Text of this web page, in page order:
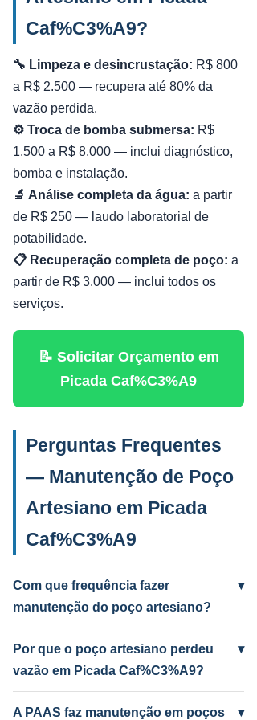
Caf%C3%A9?
🔧 Limpeza e desincrustação: R$ 800
a R$ 2.500 — recupera até 80% da
vazão perdida.
⚙️ Troca de bomba submersa: R$
1.500 a R$ 8.000 — inclui diagnóstico,
bomba e instalação.
🔬 Análise completa da água: a partir
de R$ 250 — laudo laboratorial de
potabilidade.
📋 Recuperação completa de poço: a
partir de R$ 3.000 — inclui todos os
serviços.
📝 Solicitar Orçamento em
Picada Caf%C3%A9
Perguntas Frequentes
— Manutenção de Poço
Artesiano em Picada
Caf%C3%A9
Com que frequência fazer
manutenção do poço artesiano?
▾
Anual para uso intenso (agrícola/industrial)
e a cada 2 anos para uso residencial.
Poços antigos podem precisar mais
frequentemente.
Por que o poço artesiano perdeu
vazão em Picada Caf%C3%A9?
▾
Causas mais comuns: incrustação por
ferro e manganês, colmatação do filtro,
A PAAS faz manutenção em poços
▾